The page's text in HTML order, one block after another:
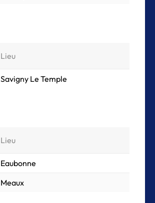
Lieu
Savigny Le Temple
Lieu
Eaubonne
Meaux